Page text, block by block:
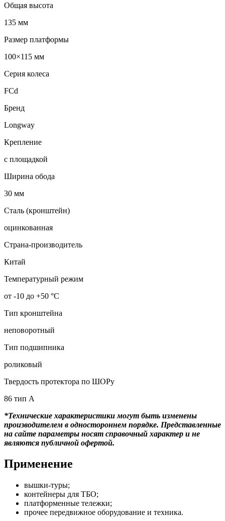
Общая высота
135 мм
Размер платформы
100×115 мм
Серия колеса
FCd
Бренд
Longway
Крепление
с площадкой
Ширина обода
30 мм
Сталь (кронштейн)
оцинкованная
Страна-производитель
Китай
Температурный режим
от -10 до +50 °С
Тип кронштейна
неповоротный
Тип подшипника
роликовый
Твердость протектора по ШОРу
86 тип А
*Технические характеристики могут быть изменены
производителем в одностороннем порядке. Представленные
на сайте параметры носят справочный характер и не
являются публичной офертой.
Применение
вышки-туры;
контейнеры для ТБО;
платформенные тележки;
прочее передвижное оборудование и техника.